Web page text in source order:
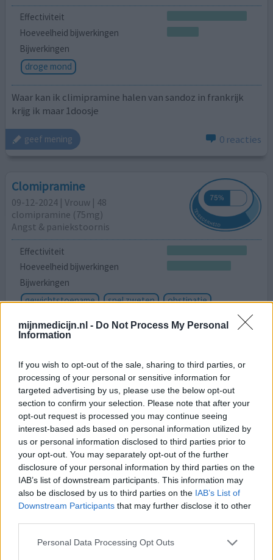
mijnmedicijn.nl - Do Not Process My Personal
Information
If you wish to opt-out of the sale, sharing to third parties, or
processing of your personal or sensitive information for
targeted advertising by us, please use the below opt-out
section to confirm your selection. Please note that after your
opt-out request is processed you may continue seeing
interest-based ads based on personal information utilized by
us or personal information disclosed to third parties prior to
your opt-out. You may separately opt-out of the further
disclosure of your personal information by third parties on the
IAB’s list of downstream participants. This information may
also be disclosed by us to third parties on the IAB’s List of
Downstream Participants that may further disclose it to other
Personal Data Processing Opt Outs
Effectiviteit
Hoeveelheid bijwerkingen
Bijwerkingen
droge mond
Waar kan ik climipramine halen van sandoz in frankrijk
krijg ik maar 1doosje
geef mening 0 reacties
Clomipramine
09-12-2024 | Vrouw | 48
clomipramine (75mg)
Angst & paniekstoornis
Effectiviteit
Hoeveelheid bijwerkingen
Bijwerkingen
gewichtstoename
snel zweten
obstipatie
bijwerkingen, zweten, zwaarder, duizelig, hoofdpijn,
obstipatie. Ik baal dat Sandoz gestopt is. Nu een ander
merk heb, voel me er niet prettig bij, veel onrust
geef mening 0 reacties
Clomipramine
16-07-2024 | Man | 53
clomipramine (25mg)
Angst & paniekstoornis
Hoeveelheid bijwerkingen